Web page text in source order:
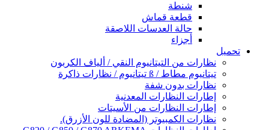
شنطة
قطعة قماش
حالة العدسات اللاصقة
أجزاء
تحميل
نظارات من التيتانيوم النقي / ألياف الكربون
تيتانيوم مطاط / ß تيتانيوم / نظارات ذاكرة
نظارات بدون شفة
إطارات النظارات المعدنية
إطارات النظارات من الأسيتات
نظارات الكمبيوتر (المضادة للون الأزرق).